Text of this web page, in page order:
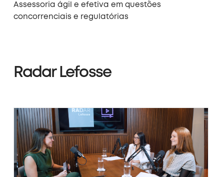
Assessoria ágil e efetiva em questões
concorrenciais e regulatórias
Radar Lefosse